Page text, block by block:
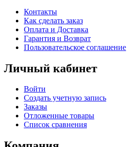
Контакты
Как сделать заказ
Оплата и Доставка
Гарантия и Возврат
Пользовательское соглашение
Личный кабинет
Войти
Создать учетную запись
Заказы
Отложенные товары
Список сравнения